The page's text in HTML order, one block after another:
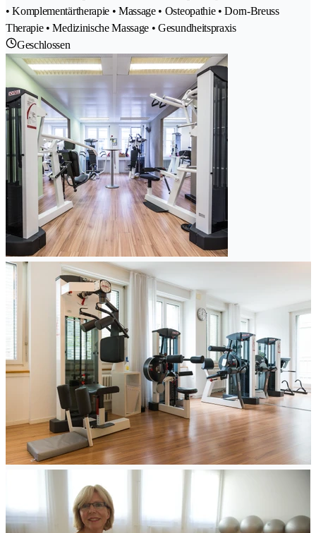
• Komplementärtherapie • Massage • Osteopathie • Dorn-Breuss
Therapie • Medizinische Massage • Gesundheitspraxis
Geschlossen